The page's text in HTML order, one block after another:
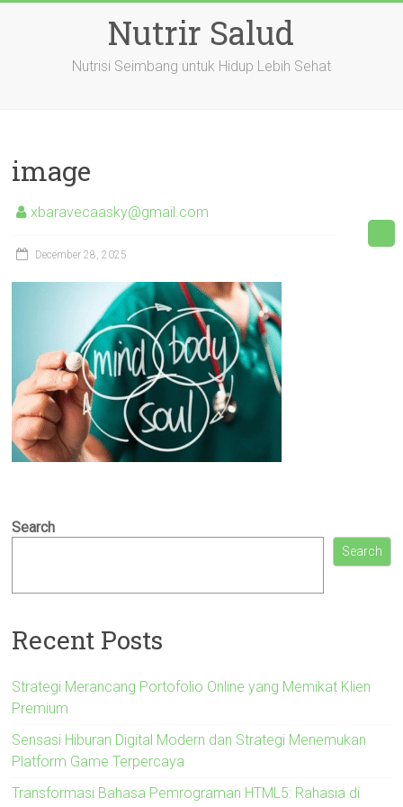
Nutrir Salud
Nutrisi Seimbang untuk Hidup Lebih Sehat
image
xbaravecaasky@gmail.com
December 28, 2025
Search
Search
Recent Posts
Strategi Merancang Portofolio Online yang Memikat Klien
Premium
Sensasi Hiburan Digital Modern dan Strategi Menemukan
Platform Game Terpercaya
Transformasi Bahasa Pemrograman HTML5: Rahasia di